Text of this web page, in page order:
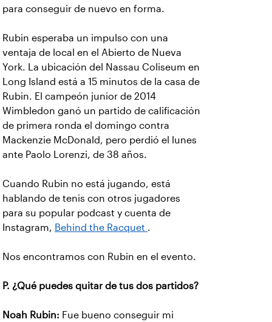
para conseguir de nuevo en forma.
Rubin esperaba un impulso con una
ventaja de local en el Abierto de Nueva
York. La ubicación del Nassau Coliseum en
Long Island está a 15 minutos de la casa de
Rubin. El campeón junior de 2014
Wimbledon ganó un partido de calificación
de primera ronda el domingo contra
Mackenzie McDonald, pero perdió el lunes
ante Paolo Lorenzi, de 38 años.
Cuando Rubin no está jugando, está
hablando de tenis con otros jugadores
para su popular podcast y cuenta de
Instagram, Behind the Racquet .
Nos encontramos con Rubin en el evento.
P. ¿Qué puedes quitar de tus dos partidos?
Noah Rubin: Fue bueno conseguir mi